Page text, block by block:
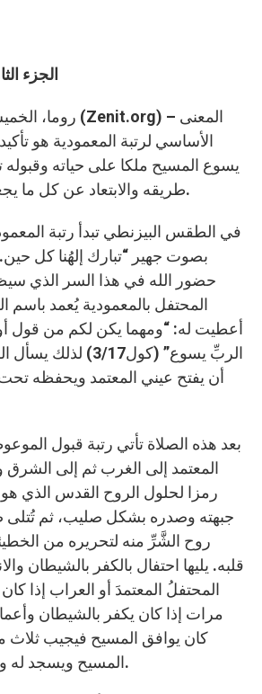
الجزء
الأساسي لرتبة المعمودية هو
يسوع المسيح ملكا على حياته وقبوله
طريقه والابتعاد عن كل ما يجعله ينحرف عن الله.
في الطقس البيزنطي تبدأ رتبة
بصوت جهير “تبارك إلهُنا كل
حضور الله في هذا السر الذي
المحتفل بالمعمودية يُعمد باسم
أعطيت له: “ومهما يكن لكم من قول
الربِّ يسوع” (كول3/17)
أن يفتح عيني المعتمد ويحفظه
بعد هذه الصلاة تأتي رتبة قبول
المعتمد إلى الغرب ثم إلى الشرق
رمزا لحلول الروح القدس الذي هو
جبهته وصدره بشكل صليب، ثم تُتلى
روح الشَّرِّ منه لتحريره من
قلبه. يليها احتفال بالكفر بالشيطان
المحتفلُ المعتمدَ أو العراب إذا
مرات إذا كان يكفر بالشيطان
كان يوافق المسيح فيجيب ثلاث
المسيح ويسجد له ويؤمن بأنه ملك وإله.